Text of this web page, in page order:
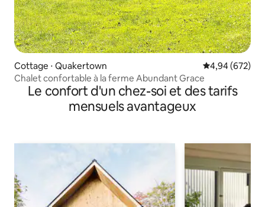
Cottage ⋅ Quakertown Évaluation
4,94 (672)
Chalet confortable à la ferme Abundant Grace
Le confort d'un chez-soi et des tarifs
mensuels avantageux